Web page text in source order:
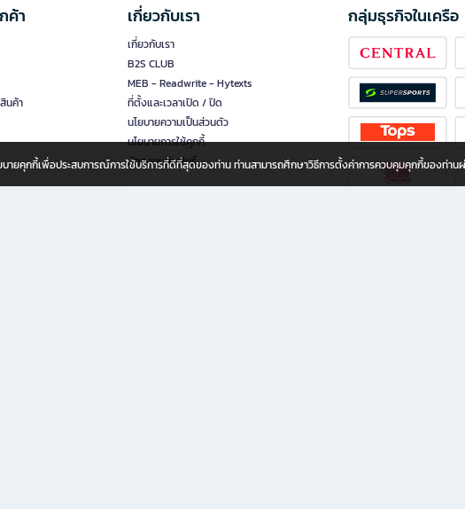
ค้า
นค้า
เกี่ยวกับเรา
เกี่ยวกับเรา
B2S CLUB
MEB - Readwrite - Hytexts
ที่ตั้งและเวลาเปิด / ปิด
นโยบายความเป็นส่วนตัว
นโยบายการใช้คุกกี้
นักลงทุนสัมพันธ์
กลุ่มธุรกิจในเครือ
บายคุกกี้เพื่อประสบการณ์การใช้บริการที่ดีที่สุดของท่าน ท่านสามารถศึกษาวิธีการตั้งค่าการควบคุมคุกกี้ของท่าน